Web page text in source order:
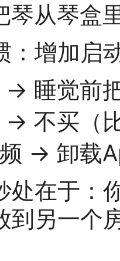
从琴盒
：增加启
→ 睡觉前
不买（
→ 卸载
处在于：
到另一个